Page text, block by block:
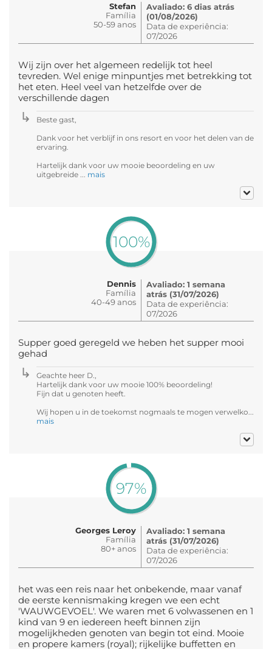
Stefan
Família
50-59 anos
Avaliado: 6 dias atrás
(01/08/2026)
Data de experiência:
07/2026
Wij zijn over het algemeen redelijk tot heel
tevreden. Wel enige minpuntjes met betrekking tot
het eten. Heel veel van hetzelfde over de
verschillende dagen
Beste gast,
Dank voor het verblijf in ons resort en voor het delen van de
ervaring.
Hartelijk dank voor uw mooie beoordeling en uw
uitgebreide ... mais
100%
Dennis
Família
40-49 anos
Avaliado: 1 semana
atrás (31/07/2026)
Data de experiência:
07/2026
Supper goed geregeld we heben het supper mooi
gehad
Geachte heer D.,
Hartelijk dank voor uw mooie 100% beoordeling!
Fijn dat u genoten heeft.
Wij hopen u in de toekomst nogmaals te mogen verwelko...
mais
97%
Georges Leroy
Família
80+ anos
Avaliado: 1 semana
atrás (31/07/2026)
Data de experiência:
07/2026
het was een reis naar het onbekende, maar vanaf
de eerste kennismaking kregen we een echt
'WAUWGEVOEL'. We waren met 6 volwassenen en 1
kind van 9 en iedereen heeft binnen zijn
mogelijkheden genoten van begin tot eind. Mooie
en propere kamers (royal); rijkelijke buffetten en